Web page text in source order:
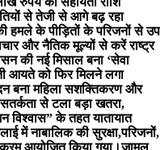
से तेजी से आगे बढ़ रहा
हमले के पीड़ितों के परिजनों से उप
और नैतिक मूल्यों से करें राष्ट्र
की नई मिसाल बना ‘सेवा
आयते को फिर मिलने लगा
बना महिला सशक्तिकरण और
से टला बड़ा खतरा,
विश्वास” के तहत यातायात
में नाबालिक की सुरक्षा,परिजनों,
आयोजित किया गया।जामुल